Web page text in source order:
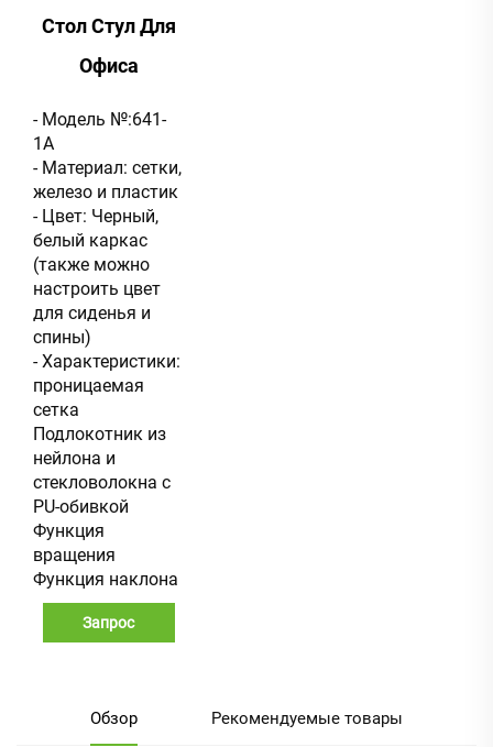
Стол Стул Для
Офиса
- Модель №:641-
1A
- Материал: сетки,
железо и пластик
- Цвет: Черный,
белый каркас
(также можно
настроить цвет
для сиденья и
спины)
- Характеристики:
проницаемая
сетка
Подлокотник из
нейлона и
стекловолокна с
PU-обивкой
Функция
вращения
Функция наклона
Запрос
Обзор Рекомендуемые товары